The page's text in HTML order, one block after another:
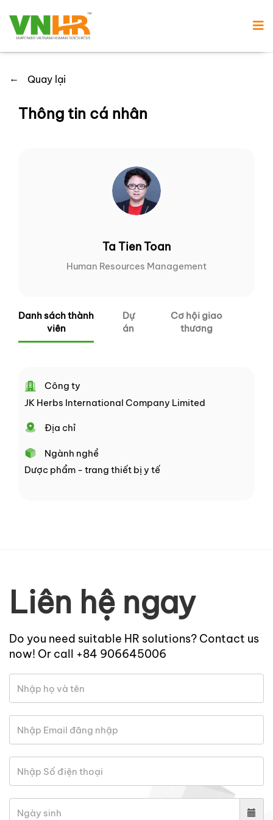
← Quay lại
Thông tin cá nhân
Ta Tien Toan
Human Resources Management
Danh sách thành
viên
Dự
án
Cơ hội giao
thương
Công ty
JK Herbs International Company Limited
Địa chỉ
Ngành nghề
Dược phẩm - trang thiết bị y tế
Liên hệ ngay
Do you need suitable HR solutions? Contact us
now! Or call +84 906645006